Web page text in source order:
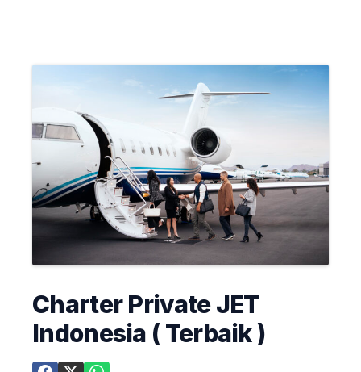
Charter Private JET
Indonesia ( Terbaik )